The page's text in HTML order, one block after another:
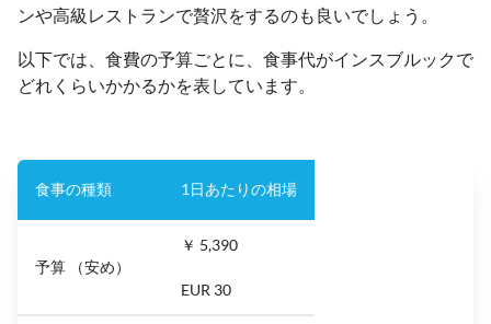
ンや高級レストランで贅沢をするのも良いでしょう。
以下では、食費の予算ごとに、食事代がインスブルックで
どれくらいかかるかを表しています。
食事の種類 1日あたりの相場
予算 （安め）
￥ 5,390
EUR 30